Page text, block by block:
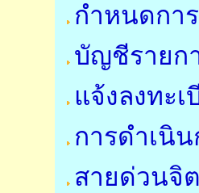
กำหนดกา
บัญชีรายก
แจ้งลงทะ
การดำเนิ
สายด่วนจิ